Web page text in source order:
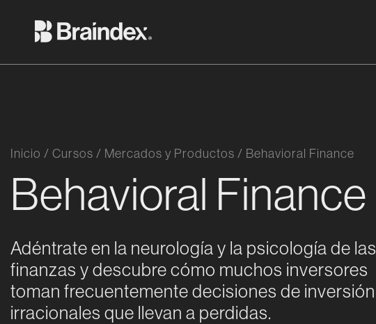
Inicio / Cursos / Mercados y Productos / Behavioral Finance
Behavioral Finance
Adéntrate en la neurología y la psicología de las
finanzas y descubre cómo muchos inversores
toman frecuentemente decisiones de inversión
irracionales que llevan a perdidas.